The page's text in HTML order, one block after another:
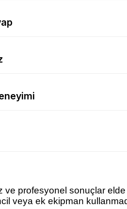
profesyonel sonuçlar
veya ek ekipman